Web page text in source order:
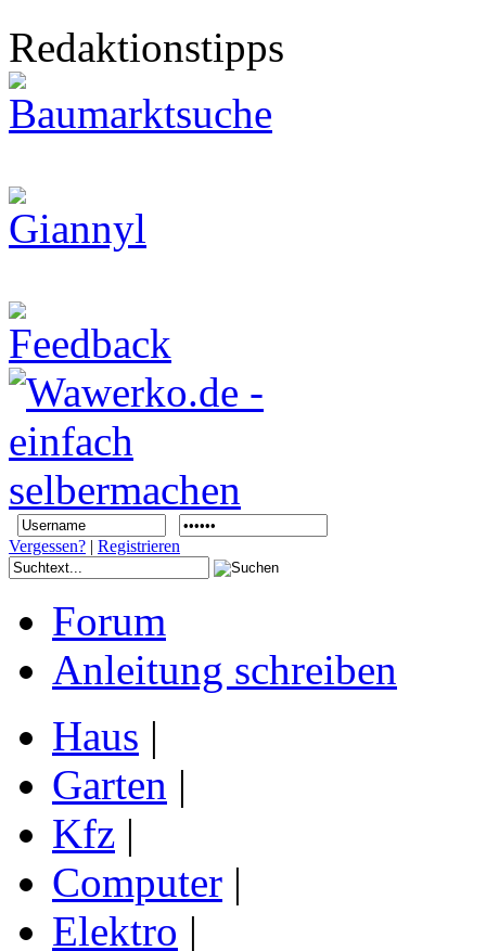
Redaktionstipps
Vergessen? | Registrieren
Forum
Anleitung schreiben
Haus |
Garten |
Kfz |
Computer |
Elektro |